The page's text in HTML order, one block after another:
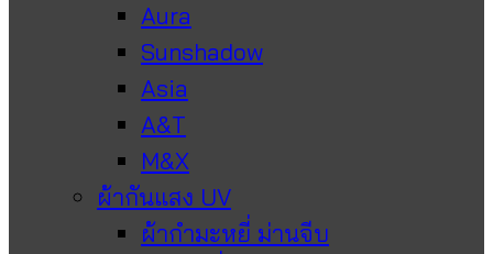
Aura
Sunshadow
Asia
A&T
M&X
ผ้ากันแสง UV
ผ้ากำมะหยี่ ม่านจีบ